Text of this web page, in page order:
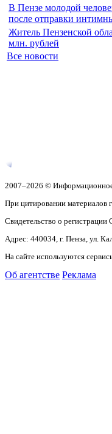
В Пензе молодой
после отправки
Житель Пензенской
млн. рублей
Все новости
2007–2026 ©
При цитировании материалов
Свидетельство о
Адрес: 440034, г. Пенза, ул.
На сайте используются
Об агентстве Реклама